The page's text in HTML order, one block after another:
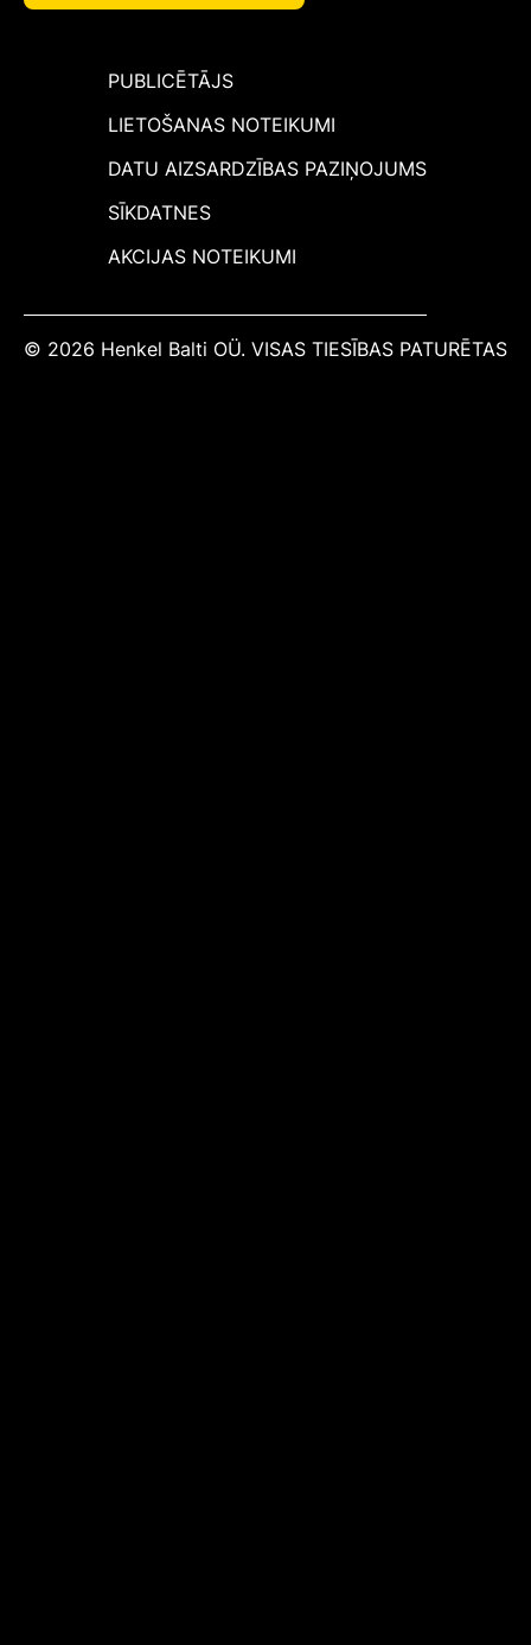
PUBLICĒTĀJS
LIETOŠANAS NOTEIKUMI
DATU AIZSARDZĪBAS PAZIŅOJUMS
SĪKDATNES
AKCIJAS NOTEIKUMI
© 2026 Henkel Balti OÜ. VISAS TIESĪBAS PATURĒTAS